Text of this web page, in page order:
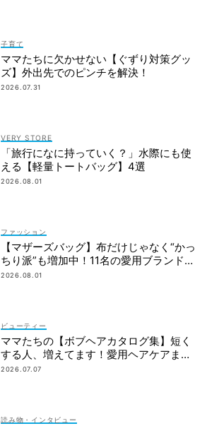
子育て
ママたちに欠かせない【ぐずり対策グッ
ズ】外出先でのピンチを解決！
2026.07.31
VERY STORE
「旅行になに持っていく？」水際にも使
える【軽量トートバッグ】4選
2026.08.01
ファッション
【マザーズバッグ】布だけじゃなく“かっ
ちり派”も増加中！11名の愛用ブランド
は？
2026.08.01
ビューティー
ママたちの【ボブヘアカタログ集】短く
する人、増えてます！愛用ヘアケアまで
全部見せ
2026.07.07
読み物・インタビュー